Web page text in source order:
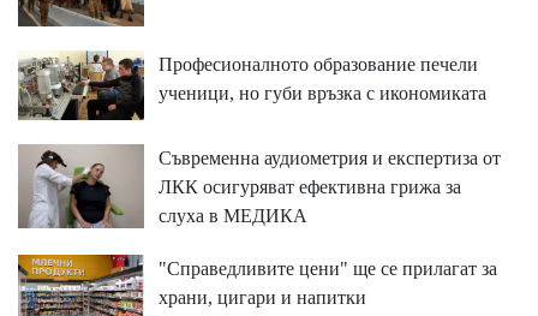
Професионалното образование печели
ученици, но губи връзка с икономиката
Съвременна аудиометрия и експертиза от
ЛКК осигуряват ефективна грижа за
слуха в МЕДИКА
"Справедливите цени" ще се прилагат за
храни, цигари и напитки